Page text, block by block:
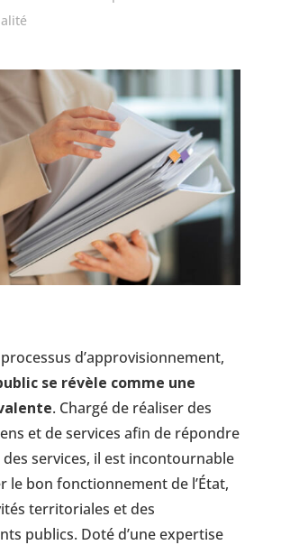
d’approvisionnement,
se révèle comme une
. Chargé de réaliser des
et de services afin de répondre
services, il est incontournable
le bon fonctionnement de l’État,
territoriales et des
publics. Doté d’une expertise